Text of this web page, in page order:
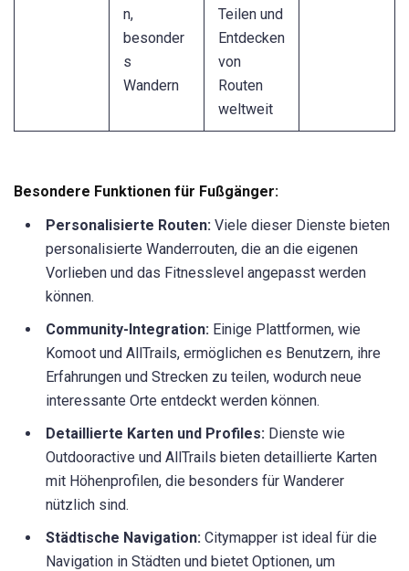
n,
besonder
s
Wandern
Teilen und
Entdecken
von
Routen
weltweit
Besondere Funktionen für Fußgänger:
Personalisierte Routen: Viele dieser Dienste bieten
personalisierte Wanderrouten, die an die eigenen
Vorlieben und das Fitnesslevel angepasst werden
können.
Community-Integration: Einige Plattformen, wie
Komoot und AllTrails, ermöglichen es Benutzern, ihre
Erfahrungen und Strecken zu teilen, wodurch neue
interessante Orte entdeckt werden können.
Detaillierte Karten und Profiles: Dienste wie
Outdooractive und AllTrails bieten detaillierte Karten
mit Höhenprofilen, die besonders für Wanderer
nützlich sind.
Städtische Navigation: Citymapper ist ideal für die
Navigation in Städten und bietet Optionen, um